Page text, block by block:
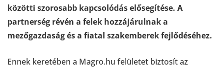
közötti szorosabb kapcsolódás elősegítése. A
partnerség révén a felek hozzájárulnak a
mezőgazdaság és a fiatal szakemberek fejlődéséhez.
Ennek keretében a Magro.hu felületet biztosít az